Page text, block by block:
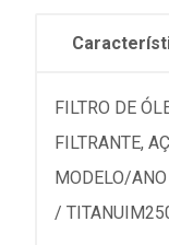
FILTRO DE
FILTRANTE,
MODELO/
/